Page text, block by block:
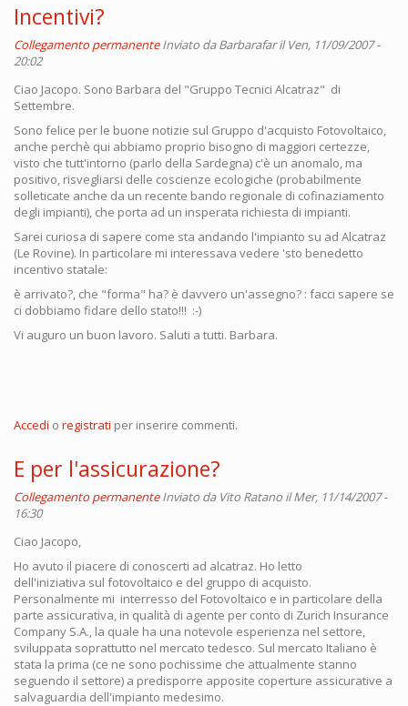
Incentivi?
Collegamento permanente Inviato daBarbarafaril Ven, 11/09/2007 -
20:02
Ciao Jacopo. Sono Barbara del "Gruppo Tecnici Alcatraz" di
Settembre.
Sono felice per le buone notizie sul Gruppo d'acquisto Fotovoltaico,
anche perchè qui abbiamo proprio bisogno di maggiori certezze,
visto che tutt'intorno (parlo della Sardegna) c'è un anomalo, ma
positivo, risvegliarsi delle coscienze ecologiche (probabilmente
solleticate anche da un recente bando regionale di cofinaziamento
degli impianti), che porta ad un insperata richiesta di impianti.
Sarei curiosa di sapere come sta andando l'impianto su ad Alcatraz
(Le Rovine). In particolare mi interessava vedere 'sto benedetto
incentivo statale:
è arrivato?, che "forma" ha? è davvero un'assegno? : facci sapere se
ci dobbiamo fidare dello stato!!! :-)
Vi auguro un buon lavoro. Saluti a tutti. Barbara.
Accedi o registrati per inserire commenti.
E per l'assicurazione?
Collegamento permanente Inviato da Vito Ratano il Mer, 11/14/2007 -
16:30
Ciao Jacopo,
Ho avuto il piacere di conoscerti ad alcatraz. Ho letto
dell'iniziativa sul fotovoltaico e del gruppo di acquisto.
Personalmente mi interresso del Fotovoltaico e in particolare della
parte assicurativa, in qualità di agente per conto di Zurich Insurance
Company S.A., la quale ha una notevole esperienza nel settore,
sviluppata soprattutto nel mercato tedesco. Sul mercato Italiano è
stata la prima (ce ne sono pochissime che attualmente stanno
seguendo il settore) a predisporre apposite coperture assicurative a
salvaguardia dell'impianto medesimo.